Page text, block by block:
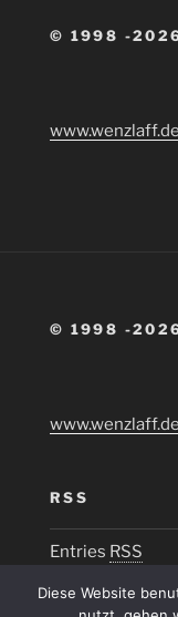
© 1998 -2026
www.wenzlaff.de
© 1998 -2026
www.wenzlaff.de
RSS
Entries RSS
Diese Website